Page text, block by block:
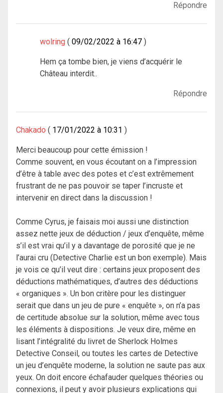
Répondre
wolring 09/02/2022 à 16:47
Hem ça tombe bien, je viens d’acquérir le
Château interdit..
Répondre
Chakado 17/01/2022 à 10:31
Merci beaucoup pour cette émission !
Comme souvent, en vous écoutant on a l’impression
d’être à table avec des potes et c’est extrêmement
frustrant de ne pas pouvoir se taper l’incruste et
intervenir en direct dans la discussion !
Comme Cyrus, je faisais moi aussi une distinction
assez nette jeux de déduction / jeux d’enquête, même
s’il est vrai qu’il y a davantage de porosité que je ne
l’aurai cru (Detective Charlie est un bon exemple). Mais
je vois ce qu’il veut dire : certains jeux proposent des
déductions mathématiques, d’autres des déductions
« organiques ». Un bon critère pour les distinguer
serait que dans un jeu de pure « enquête », on n’a pas
de certitude absolue sur la solution, même avec tous
les éléments à dispositions. Je veux dire, même en
lisant l’intégralité du livret de Sherlock Holmes
Detective Conseil, ou toutes les cartes de Detective
un jeu d’enquête moderne, la solution ne saute pas aux
yeux. On doit encore échafauder quelques théories ou
connexions, il peut y avoir plusieurs explications qui